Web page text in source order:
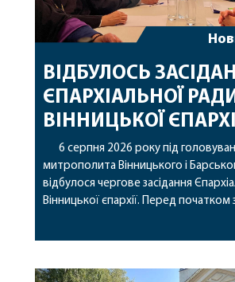
ВІДБУЛОСЬ
ЄПАРХІАЛЬНОЇ
ВІННИЦЬКОЇ
6 серпня 2026 року під
митрополита Вінницького і
відбулося чергове засідання
Вінницької єпархії. Перед початком
секретар Єпархіальної Ради від
побажавши йому міцного здоров’я,